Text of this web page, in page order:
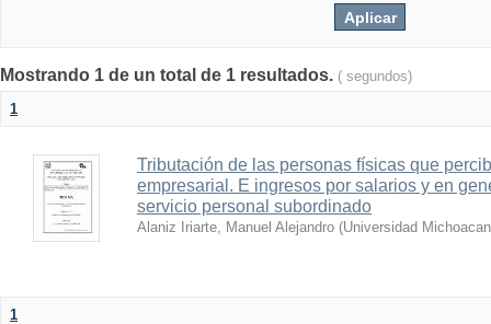
Mostrando 1 de un total de 1 resultados. ( segundos)
1
Tributación de las personas físicas que
empresarial. E ingresos por salarios y en
servicio personal subordinado
Alaniz Iriarte, Manuel Alejandro (Universidad
1